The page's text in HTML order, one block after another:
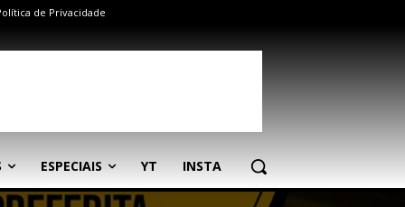
de Privacidade
ESPECIAIS YT INSTA